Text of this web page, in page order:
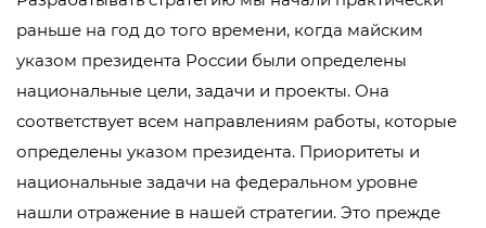
раньше на год до того времени, когда майским
указом президента России были определены
национальные цели, задачи и проекты. Она
соответствует всем направлениям работы, которые
определены указом президента. Приоритеты и
национальные задачи на федеральном уровне
нашли отражение в нашей стратегии. Это прежде